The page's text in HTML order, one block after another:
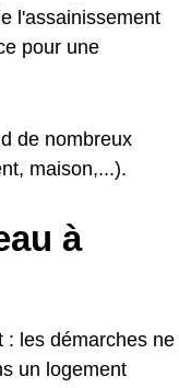
l'assainissement
pour une
de nombreux
maison,...).
à
: les démarches ne
un logement